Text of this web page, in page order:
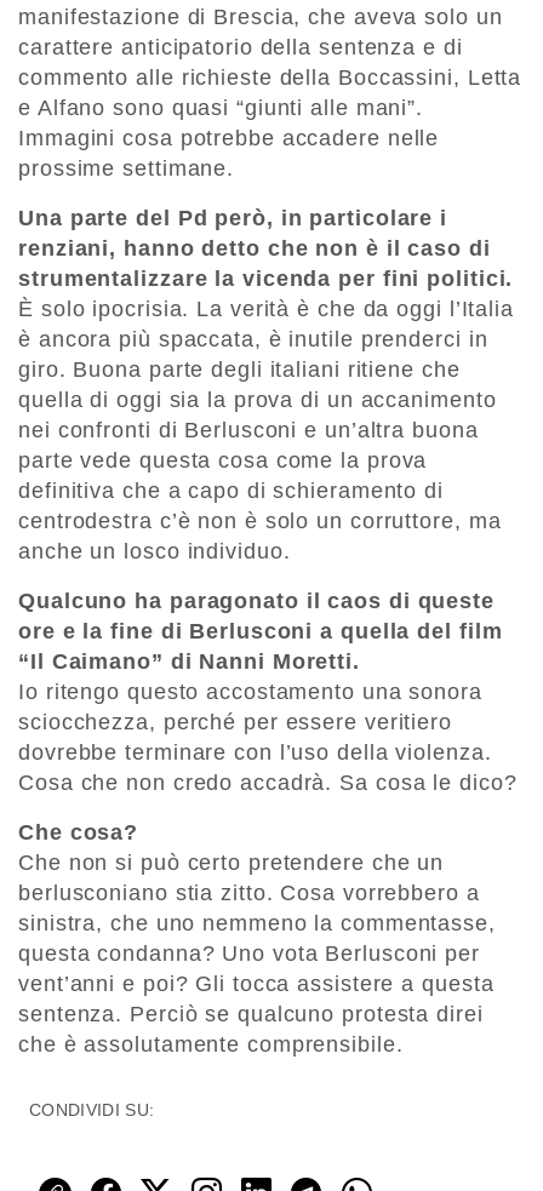
manifestazione di Brescia, che aveva solo un
carattere anticipatorio della sentenza e di
commento alle richieste della Boccassini, Letta
e Alfano sono quasi “giunti alle mani”.
Immagini cosa potrebbe accadere nelle
prossime settimane.
Una parte del Pd però, in particolare i
renziani, hanno detto che non è il caso di
strumentalizzare la vicenda per fini politici.
È solo ipocrisia. La verità è che da oggi l’Italia
è ancora più spaccata, è inutile prenderci in
giro. Buona parte degli italiani ritiene che
quella di oggi sia la prova di un accanimento
nei confronti di Berlusconi e un’altra buona
parte vede questa cosa come la prova
definitiva che a capo di schieramento di
centrodestra c’è non è solo un corruttore, ma
anche un losco individuo.
Qualcuno ha paragonato il caos di queste
ore e la fine di Berlusconi a quella del film
“Il Caimano” di Nanni Moretti.
Io ritengo questo accostamento una sonora
sciocchezza, perché per essere veritiero
dovrebbe terminare con l’uso della violenza.
Cosa che non credo accadrà. Sa cosa le dico?
Che cosa?
Che non si può certo pretendere che un
berlusconiano stia zitto. Cosa vorrebbero a
sinistra, che uno nemmeno la commentasse,
questa condanna? Uno vota Berlusconi per
vent’anni e poi? Gli tocca assistere a questa
sentenza. Perciò se qualcuno protesta direi
che è assolutamente comprensibile.
CONDIVIDI SU: